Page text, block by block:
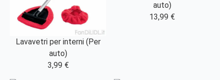
Lavavetri per interni (Per
auto)
3,99 €
auto)
13,99 €